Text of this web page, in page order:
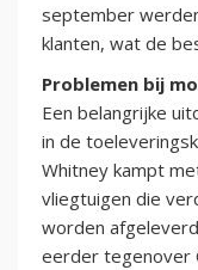
september
klanten, wat de
Problemen bij
Een belangrijke
in de
Whitney kampt
vliegtuigen die
worden
eerder tegenover